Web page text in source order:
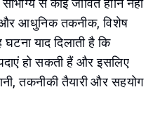
से कोई जीवित हानि नहीं
और आधुनिक तकनीक, विशेष
याद दिलाती है कि
हो सकती हैं और इसलिए
तकनीकी तैयारी और सहयोग